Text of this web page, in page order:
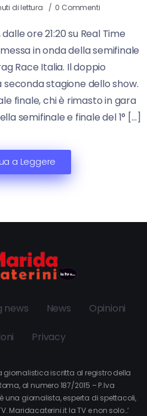
di lettura 0 Commenti
ore 21:20 su Real Time
in onda della semifinale
Race Italia. Il doppio
stagione dello show.
finale, chi è rimasto in gara
semifinale e finale del 1° […]
a Leggere
news News Opinioni
Privacy
giornalistica iscritta al registro della
al numero 187/2015 – P.Iva
una giornalista, esperta di spettacoli,
Maridacaterini.it la TV e non solo…’